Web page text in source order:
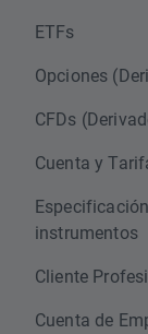
ETFs
Opciones
CFDs
Cuenta y
instrumentos
Cliente
Cuenta de